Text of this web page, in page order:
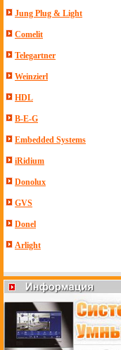
Jung Plug & Light
Comelit
Telegartner
Weinzierl
HDL
B-E-G
Embedded Systems
iRidium
Donolux
GVS
Donel
Arlight